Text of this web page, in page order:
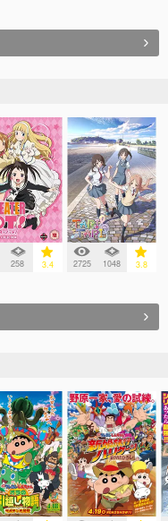
258 3.4 2725 1048 3.8